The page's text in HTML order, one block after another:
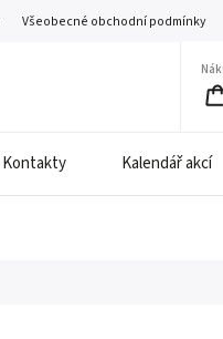
Všeobecné obchodní podmínky
Kontakty Kalendář akcí